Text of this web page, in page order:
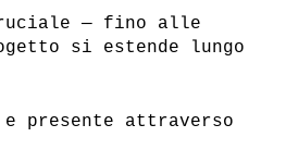
— fino alle
si estende lungo
presente attraverso